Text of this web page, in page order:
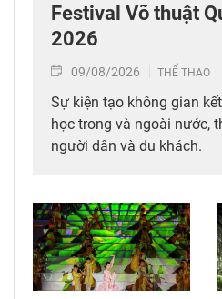
Festival Võ thuật
2026
09/08/2026 THỂ THAO
Sự kiện tạo không gian
học trong và ngoài nước,
người dân và du khách.